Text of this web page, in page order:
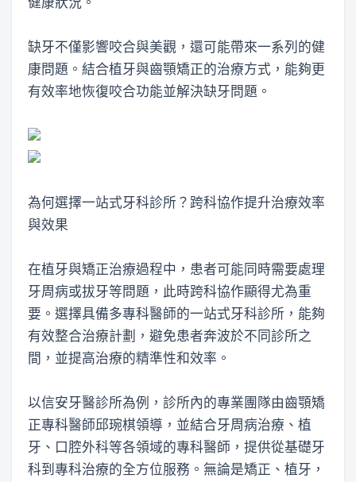
缺牙不僅影響咬合與美觀，還可能帶來一系列的健
康問題。結合植牙與齒顎矯正的治療方式，能夠更
有效率地恢復咬合功能並解決缺牙問題。
為何選擇一站式牙科診所？跨科協作提升治療效率
與效果
在植牙與矯正治療過程中，患者可能同時需要處理
牙周病或拔牙等問題，此時跨科協作顯得尤為重
要。選擇具備多專科醫師的一站式牙科診所，能夠
有效整合治療計劃，避免患者奔波於不同診所之
間，並提高治療的精準性和效率。
以信安牙醫診所為例，診所內的專業團隊由齒顎矯
正專科醫師邱琬棋領導，並結合牙周病治療、植
牙、口腔外科等各領域的專科醫師，提供從基礎牙
科到專科治療的全方位服務。無論是矯正、植牙，